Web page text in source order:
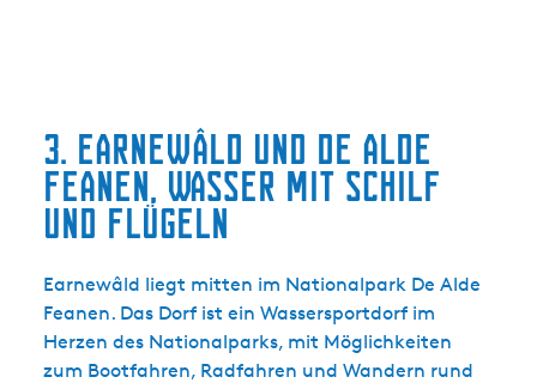
3. Earnewâld und De Alde
Feanen, Wasser mit Schilf
und Flügeln
Earnewâld liegt mitten im Nationalpark De Alde
Feanen. Das Dorf ist ein Wassersportdorf im
Herzen des Nationalparks, mit Möglichkeiten
zum Bootfahren, Radfahren und Wandern rund